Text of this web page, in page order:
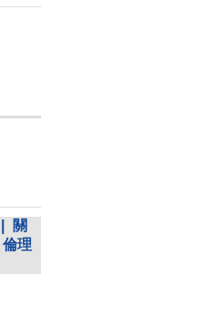
關
倫理